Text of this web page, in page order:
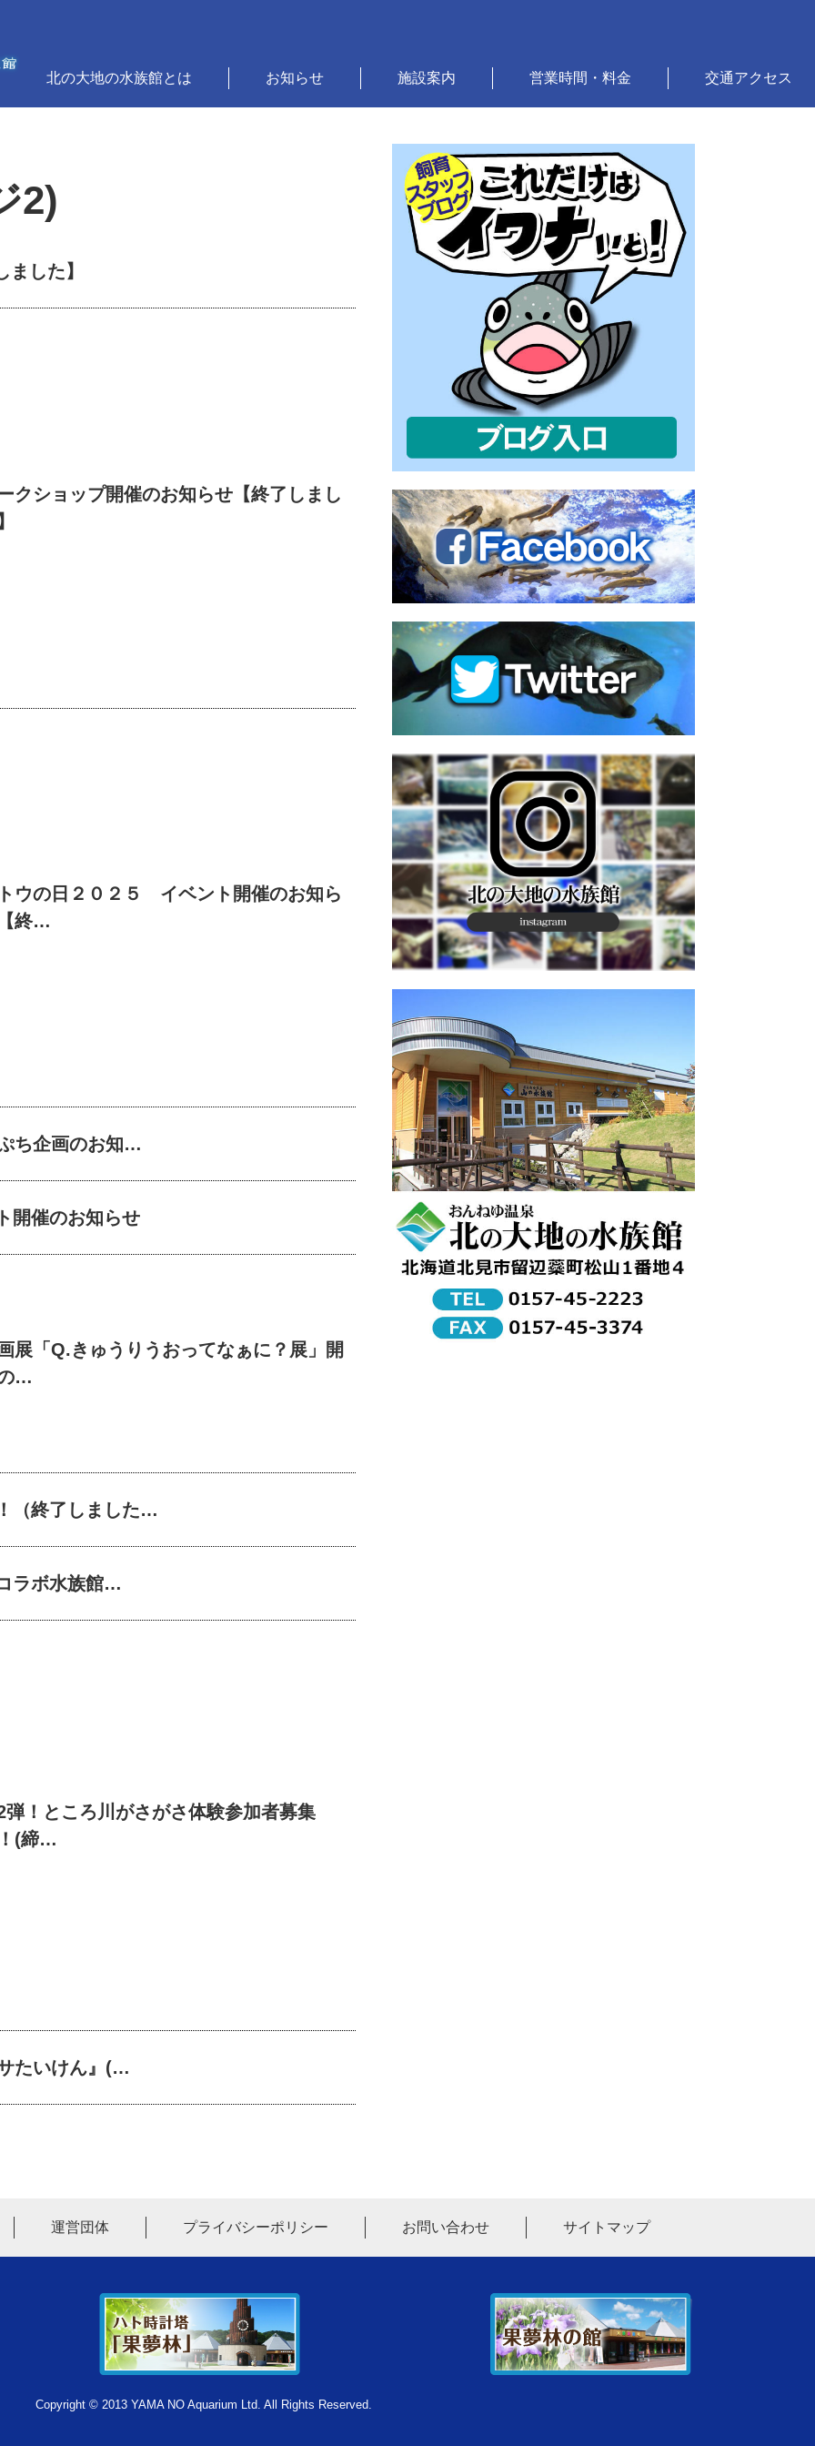
北の大地の水族館とは お知らせ 施設案内 営業時間・料金 交通アクセス
2)
した】
クショップ開催のお知らせ【終了しまし
ウの日２０２５ イベント開催のお知ら
終…
ち企画のお知…
開催のお知らせ
展「Q.きゅうりうおってなぁに？展」開
…
（終了しました…
ラボ水族館…
弾！ところ川がさがさ体験参加者募集
(締…
たいけん』(…
運営団体 プライバシーポリシー お問い合わせ サイトマップ
Copyright © 2013 YAMA NO Aquarium Ltd. All Rights Reserved.